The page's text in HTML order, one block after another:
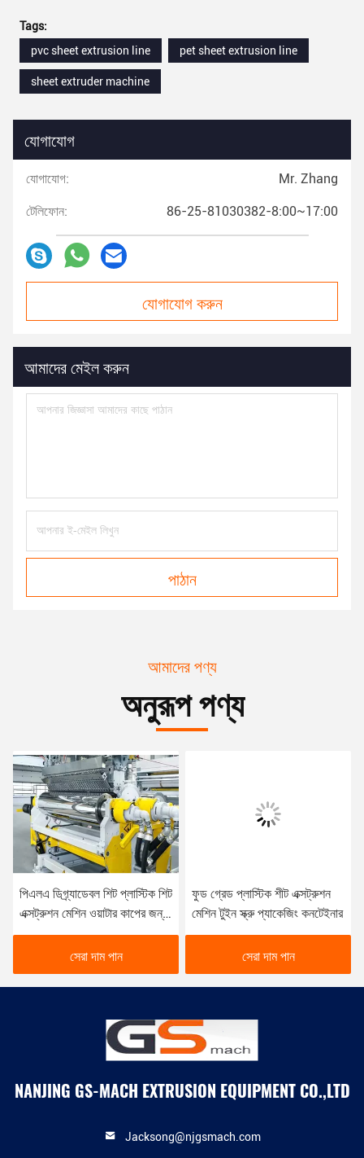
Tags:
pvc sheet extrusion line
pet sheet extrusion line
sheet extruder machine
যোগাযোগ
যোগাযোগ: Mr. Zhang
টেলিফোন: 86-25-81030382-8:00~17:00
যোগাযোগ করুন
আমাদের মেইল ​​করুন
পাঠান
আমাদের পণ্য
অনুরূপ পণ্য
পিএলএ ডিগ্র্যাডেবল শিট প্লাস্টিক শিট
এক্সট্রুশন মেশিন ওয়াটার কাপের জন্য
ফুড গ্রেড
সেরা দাম পান
ফুড গ্রেড প্লাস্টিক শীট এক্সট্রুশন
মেশিন টুইন স্ক্রু প্যাকেজিং কনটেইনার
সেরা দাম পান
NANJING GS-MACH EXTRUSION EQUIPMENT CO.,LTD
Jacksong@njgsmach.com